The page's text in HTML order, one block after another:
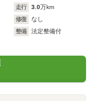
走行 3.0万km
修復
なし
整備
法定整備付